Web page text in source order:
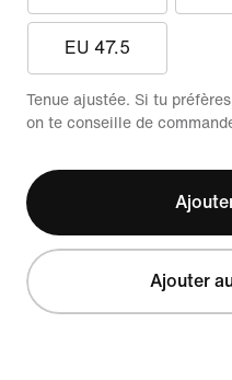
EU 47.5
Tenue ajustée. Si tu
on te conseille de
Ajouter